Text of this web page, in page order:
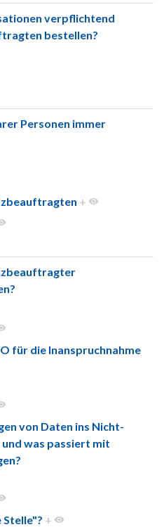
verpflichtend
bestellen?
Personen immer
+
für die Inanspruchnahme
von Daten ins Nicht-
und was passiert mit
+